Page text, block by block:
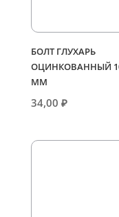
БОЛТ ГЛУХАРЬ
ОЦИНКОВАННЫЙ
ММ
34,00 ₽